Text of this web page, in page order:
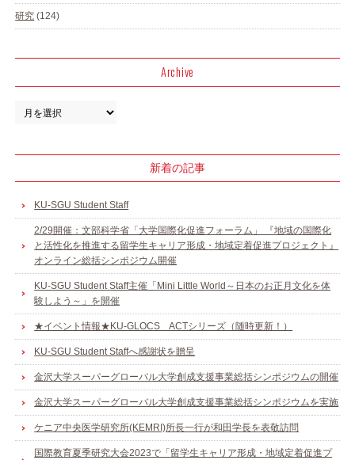
研究 (124)
Archive
新着の記事
KU-SGU Student Staff
2/29開催：文部科学省「大学国際化促進フォーラム」 『地域の国際化
と活性化を推進する留学生キャリア形成・地域定着促進プロジェクト』
オンライン総括シンポジウム開催
KU-SGU Student Staff主催「Mini Little World～日本のお正月文化を体
験しよう～」を開催
★イベント情報★KU-GLOCS ACTシリーズ（随時更新！）
KU-SGU Student Staffへ感謝状を贈呈
金沢大学スーパーグローバル大学創成支援事業総括シンポジウムの開催
金沢大学スーパーグローバル大学創成支援事業総括シンポジウムを実施
ケニア中央医学研究所(KEMRI)所長一行が和田学長を表敬訪問
国際教育夏季研究大会2023で「留学生キャリア形成・地域定着促進プ